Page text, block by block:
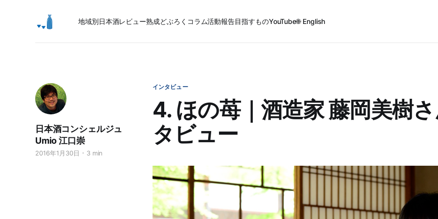
地域別日本酒レビュー熟成どぶろく コラム活動報告目指すものYouTube🌐 English
インタビュー
4. ほの苺｜酒造家 藤岡美樹
タビュー
日本酒コンシェルジュ
Umio 江口崇
2016年1月30日 3 min